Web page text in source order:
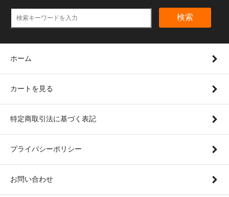
検索
ホーム
カートを見る
特定商取引法に基づく表記
プライバシーポリシー
お問い合わせ